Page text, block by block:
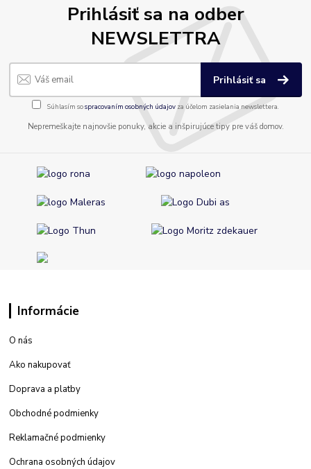
Prihlásiť sa na odber
NEWSLETTRA
Prihlásiť sa
Súhlasím sospracovaním osobných údajov za účelom zasielania newslettera.
Nepremeškajte najnovšie ponuky, akcie a inšpirujúce tipy pre váš domov.
Informácie
O nás
Ako nakupovať
Doprava a platby
Obchodné podmienky
Reklamačné podmienky
Ochrana osobných údajov